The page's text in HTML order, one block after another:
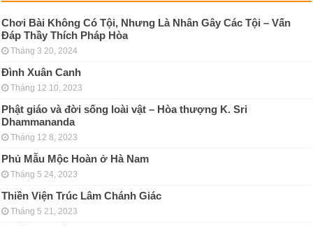
Chơi Bài Không Có Tội, Nhưng Là Nhân Gây Các Tội – Vấn
Đáp Thầy Thích Pháp Hòa
Tháng 3 20, 2024
Đình Xuân Canh
Tháng 12 10, 2023
Phật giáo và đời sống loài vật – Hòa thượng K. Sri
Dhammananda
Tháng 12 8, 2023
Phủ Mẫu Mộc Hoàn ở Hà Nam
Tháng 5 24, 2023
Thiền Viện Trúc Lâm Chánh Giác
Tháng 5 21, 2023